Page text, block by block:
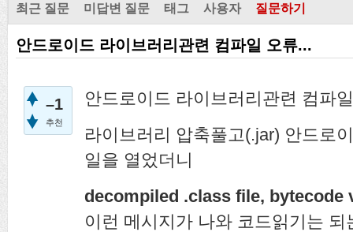
최근 질문 미답변 질문 태그 사용자 질문하기
안드로이드 라이브러리관련 컴파일 오류...
–1
추천
안드로이드 라이브러리관련 컴파
라이브러리 압축풀고(.jar) 안드로
일을 열었더니
decompiled .class file, bytecode
이런 메시지가 나와 코드읽기는